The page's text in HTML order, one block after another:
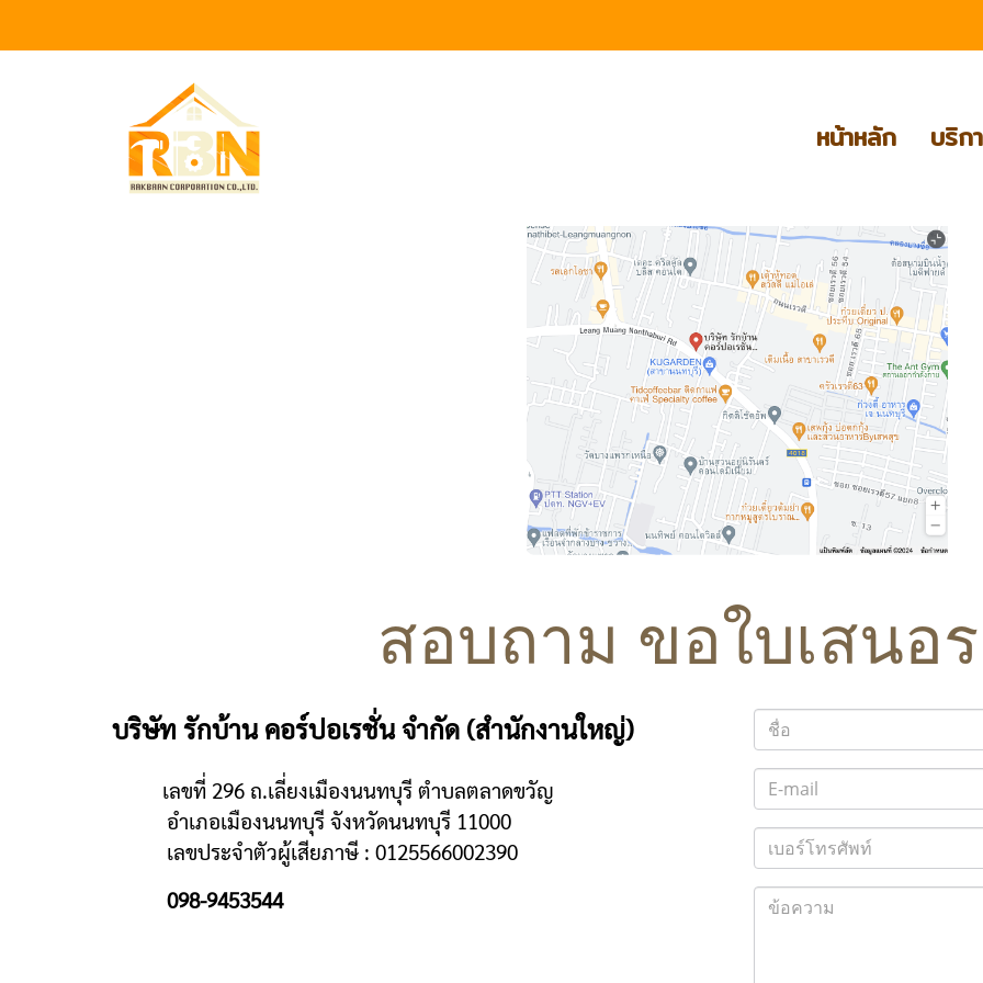
หน้าหลัก บริก
สอบถาม ขอใบเสนอ
บริษัท รักบ้าน คอร์ปอเรชั่น จำกัด (สำนักงานใหญ่)
เลขที่ 296 ถ.เลี่ยงเมืองนนทบุรี ตำบลตลาดขวัญ
อำเภอเมืองนนทบุรี จังหวัดนนทบุรี 11000
เลขประจำตัวผู้เสียภาษี : 0125566002390
098-9453544